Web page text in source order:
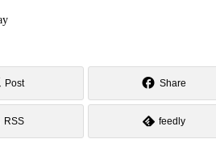
Post Share
RSS feedly